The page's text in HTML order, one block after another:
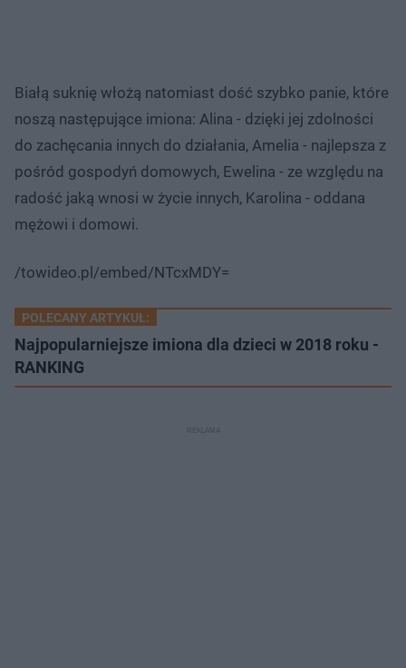
Białą suknię włożą natomiast dość szybko panie, które
noszą następujące imiona: Alina - dzięki jej zdolności
do zachęcania innych do działania, Amelia - najlepsza z
pośród gospodyń domowych, Ewelina - ze względu na
radość jaką wnosi w życie innych, Karolina - oddana
mężowi i domowi.
/towideo.pl/embed/NTcxMDY=
POLECANY ARTYKUŁ:
Najpopularniejsze imiona dla dzieci w 2018 roku -
RANKING